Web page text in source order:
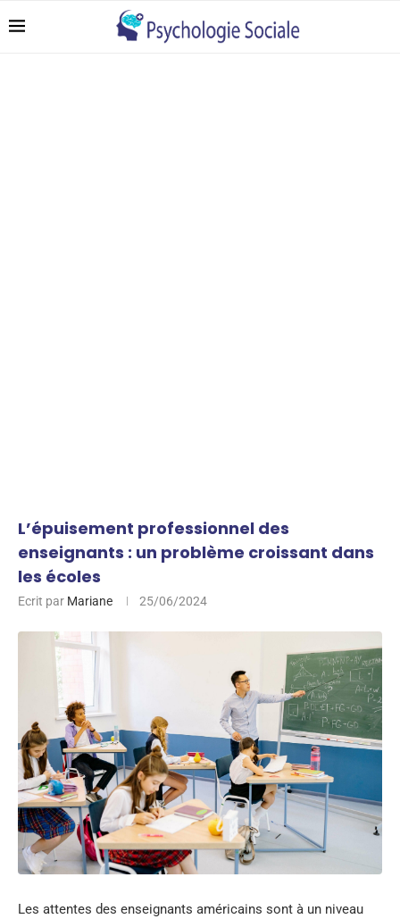
L’épuisement professionnel des
enseignants : un problème croissant dans
les écoles
Ecrit par Mariane 25/06/2024
Les attentes des enseignants américains sont à un niveau